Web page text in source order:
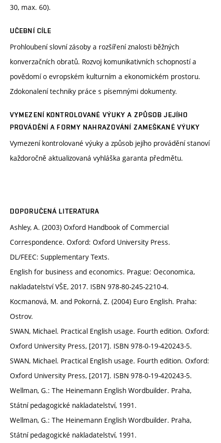
30, max. 60).
UČEBNÍ CÍLE
Prohloubení slovní zásoby a rozšíření znalosti běžných
konverzačních obratů. Rozvoj komunikativních schopností a
povědomí o evropském kulturním a ekonomickém prostoru.
Zdokonalení techniky práce s písemnými dokumenty.
VYMEZENÍ KONTROLOVANÉ VÝUKY A ZPŮSOB JEJÍHO
PROVÁDĚNÍ A FORMY NAHRAZOVÁNÍ ZAMEŠKANÉ VÝUKY
Vymezení kontrolované výuky a způsob jejího provádění stanoví
každoročně aktualizovaná vyhláška garanta předmětu.
DOPORUČENÁ LITERATURA
Ashley, A. (2003) Oxford Handbook of Commercial
Correspondence. Oxford: Oxford University Press.
DL/FEEC: Supplementary Texts.
English for business and economics. Prague: Oeconomica,
nakladatelství VŠE, 2017. ISBN 978-80-245-2210-4.
Kocmanová, M. and Pokorná, Z. (2004) Euro English. Praha:
Ostrov.
SWAN, Michael. Practical English usage. Fourth edition. Oxford:
Oxford University Press, [2017]. ISBN 978-0-19-420243-5.
SWAN, Michael. Practical English usage. Fourth edition. Oxford:
Oxford University Press, [2017]. ISBN 978-0-19-420243-5.
Wellman, G.: The Heinemann English Wordbuilder. Praha,
Státní pedagogické nakladatelství, 1991.
Wellman, G.: The Heinemann English Wordbuilder. Praha,
Státní pedagogické nakladatelství, 1991.